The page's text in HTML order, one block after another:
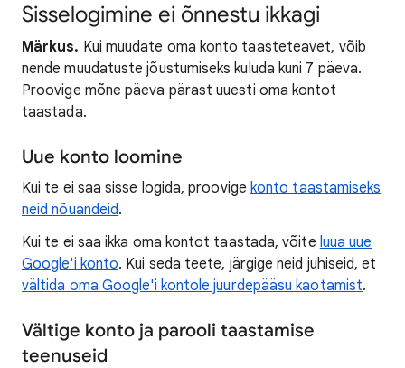
Sisselogimine ei õnnestu ikkagi
Märkus. Kui muudate oma konto taasteteavet, võib
nende muudatuste jõustumiseks kuluda kuni 7 päeva.
Proovige mõne päeva pärast uuesti oma kontot
taastada.
Uue konto loomine
Kui te ei saa sisse logida, proovige konto taastamiseks
neid nõuandeid.
Kui te ei saa ikka oma kontot taastada, võite luua uue
Google'i konto. Kui seda teete, järgige neid juhiseid, et
vältida oma Google'i kontole juurdepääsu kaotamist.
Vältige konto ja parooli taastamise
teenuseid